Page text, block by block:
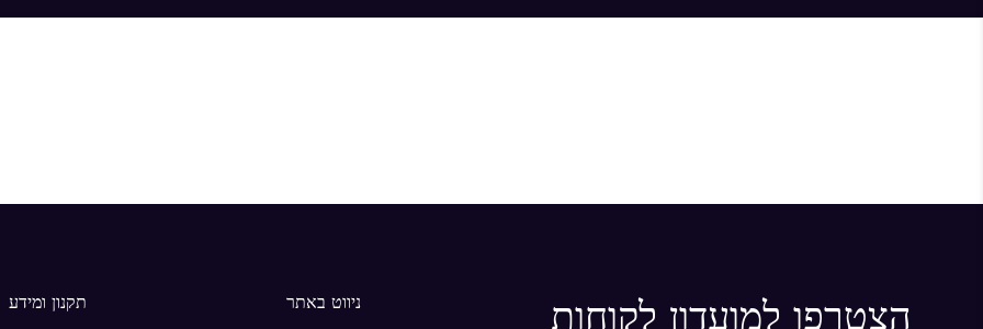
הצטרפו למועדון לקוחות
ניווט באתר
תקנון ומידע